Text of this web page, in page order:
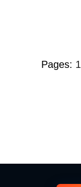
Pages: 1